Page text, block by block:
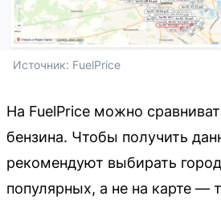
Источник: FuelPrice
На FuelPrice можно
бензина. Чтобы получить
рекомендуют выбирать
популярных, а не на карте —